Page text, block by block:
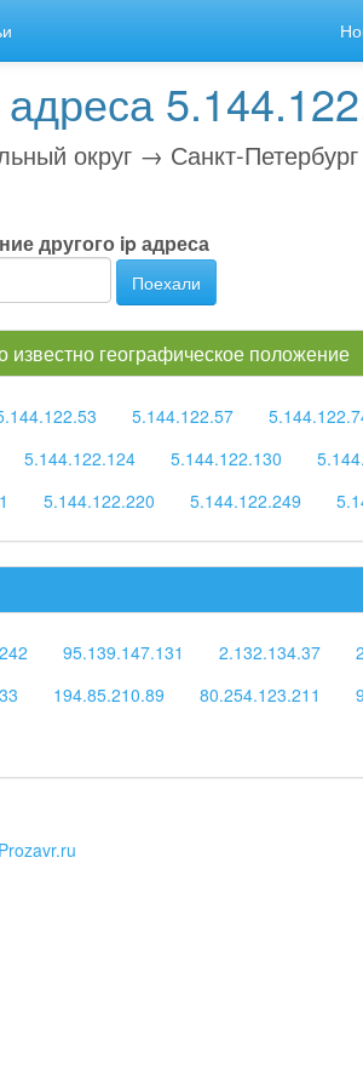
округ → Санкт-
другого ip адреса
Поехали
географическое положение
5.144.122.57
5.144.122.124 5.144.122.130
5.144.122.220 5.144.122.249
95.139.147.131 2.132.134.37
194.85.210.89 80.254.123.211
Prozavr.ru